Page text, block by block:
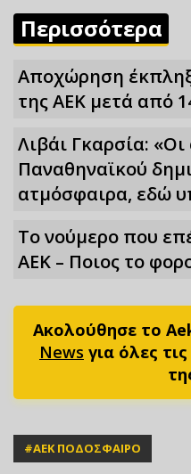
Περισσότερα
Αποχώρηση
της ΑΕΚ μετά από
Λιβάι Γκαρσία:
Παναθηναϊκού
ατμόσφαιρα, εδώ
Το νούμερο που
ΑΕΚ – Ποιος το
Ακολούθησε το
News για όλες
#ΑΕΚ ΠΟΔΟΣΦΑΙΡΟ